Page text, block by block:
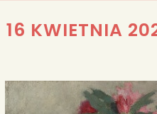
16 KWIETNIA